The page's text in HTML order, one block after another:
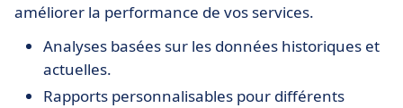
améliorer la performance de vos services.
Analyses basées sur les données historiques et
actuelles.
Rapports personnalisables pour différents